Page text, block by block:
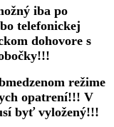
iba po
telefonickej
dohovore s
režime
opatrení!!! V
byť vyložený!!!